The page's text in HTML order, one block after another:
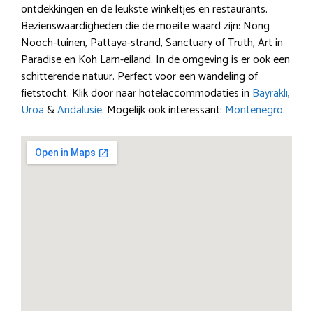
ontdekkingen en de leukste winkeltjes en restaurants.
Bezienswaardigheden die de moeite waard zijn: Nong
Nooch-tuinen, Pattaya-strand, Sanctuary of Truth, Art in
Paradise en Koh Larn-eiland. In de omgeving is er ook een
schitterende natuur. Perfect voor een wandeling of
fietstocht. Klik door naar hotelaccommodaties in Bayraklı,
Uroa&Andalusië. Mogelijk ook interessant: Montenegro.